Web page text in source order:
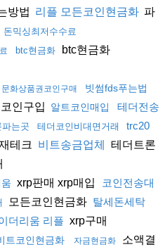
방법 리플 모든코인현금화 파
돈믹싱최저수수료
btc현금화 btc현금화
문화상품권코인구매 빗썸fds푸는법
인구입 알트코인매입
테더전송
는곳 테더코인비대면거래
trc20
테크 비트송금업체
테더트론
xrp판매 xrp매입
코인전송대
모든코인현금화 탈세돈세탁
더리움 리플 xrp구매
트코인현금화 자금현금화
소액결